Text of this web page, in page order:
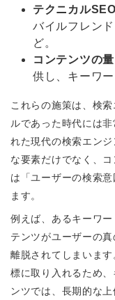
テクニカル
バイルフレン
ど。
コンテンツの
供し、キーワ
これらの施策は、検
ルであった時代には
れた現代の検索エン
な要素だけでなく、
は「ユーザーの検索
ます。
例えば、あるキーワ
テンツがユーザーの
離脱されてしまいま
標に取り入れるため
ンツでは、長期的な